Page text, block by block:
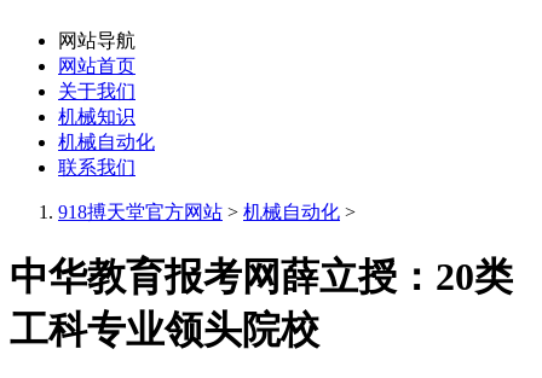
网站导航
网站首页
关于我们
机械知识
机械自动化
联系我们
918搏天堂官方网站 > 机械自动化 >
中华教育报考网薛立授：20类
工科专业领头院校